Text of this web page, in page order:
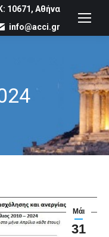
10671, Αθήνα
info@acci.gr
Μάι
31